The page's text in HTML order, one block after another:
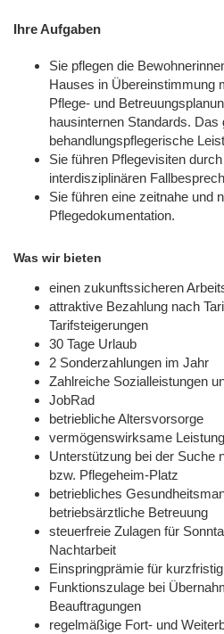
Ihre Aufgaben
Sie pflegen die
Hauses in Übereinstimmung
Pflege- und
hausinternen Standards. Das
behandlungspflegerische
Sie führen Pflegevisiten
interdisziplinären
Sie führen eine zeitnahe und
Pflegedokumentation.
Was wir bieten
einen zukunftssicheren
attraktive Bezahlung nach
Tarifsteigerungen
30 Tage Urlaub
2 Sonderzahlungen im Jahr
Zahlreiche Sozialleistungen
JobRad
betriebliche Altersvorsorge
vermögenswirksame
Unterstützung bei der Suche
bzw. Pflegeheim-Platz
betriebliches
betriebsärztliche Betreuung
steuerfreie Zulagen für
Nachtarbeit
Einspringprämie für
Funktionszulage bei
Beauftragungen
regelmäßige Fort- und